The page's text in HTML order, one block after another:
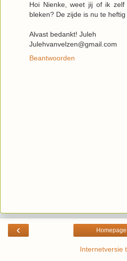
Hoi Nienke, weet jij of ik
bleken? De zijde is nu te heftig
Alvast bedankt! Juleh
Julehvanvelzen@gmail.com
Beantwoorden
‹ Homepage
Internetversie